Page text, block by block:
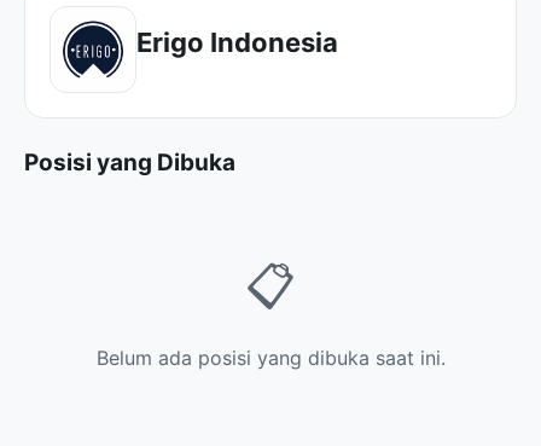
Erigo Indonesia
Posisi yang Dibuka
📋
Belum ada posisi yang dibuka saat ini.